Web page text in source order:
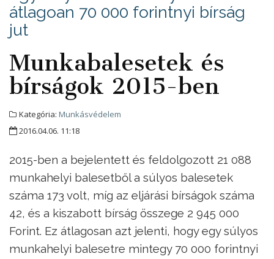
átlagoan 70 000 forintnyi bírság
jut
Munkabalesetek és
bírságok 2015-ben
Kategória: Munkásvédelem
2016.04.06. 11:18
2015-ben a bejelentett és feldolgozott 21 088
munkahelyi balesetből a súlyos balesetek
száma 173 volt, míg az eljárási bírságok száma
42, és a kiszabott bírság összege 2 945 000
Forint. Ez átlagosan azt jelenti, hogy egy súlyos
munkahelyi balesetre mintegy 70 000 forintnyi